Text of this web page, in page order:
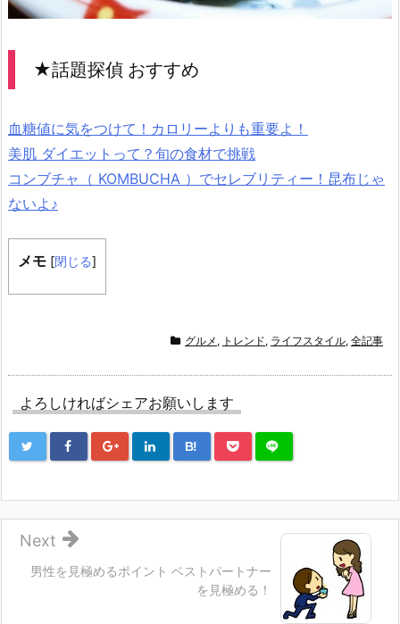
★話題探偵 おすすめ
血糖値に気をつけて！カロリーよりも重要よ！
美肌 ダイエットって？旬の食材で挑戦
コンブチャ（ KOMBUCHA ）でセレブリティー！昆布じゃ
ないよ♪
メモ [閉じる]
グルメ , トレンド, ライフスタイル, 全記事
よろしければシェアお願いします
B!
男性を見極めるポイント ベストパートナー
を見極める！
Next